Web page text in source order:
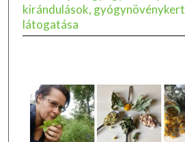
kirándulások, gyógynövénykert
látogatása